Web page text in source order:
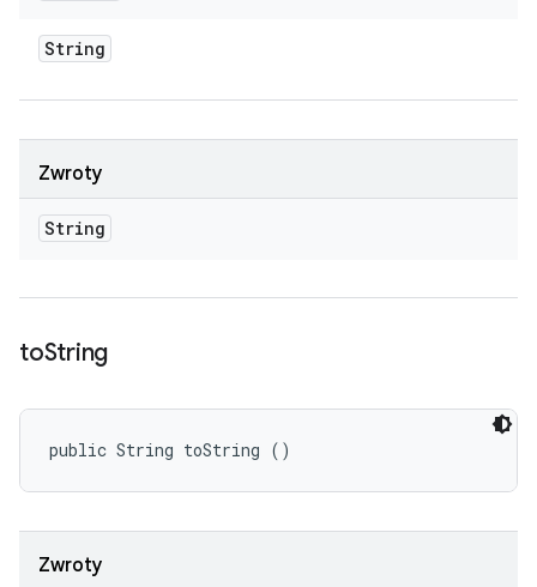
String
Zwroty
String
toString
public String toString ()
Zwroty